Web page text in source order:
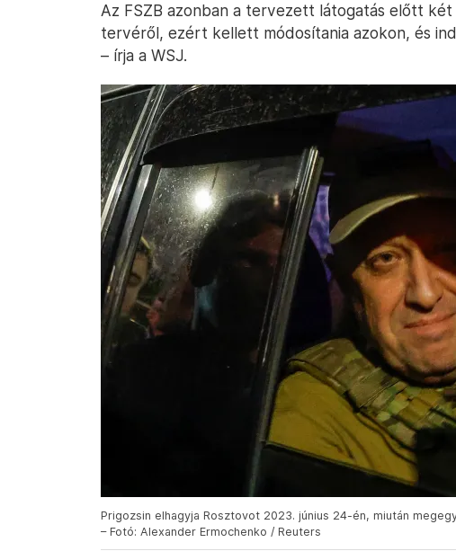
Az FSZB azonban a tervezett látogatás előtt
tervéről, ezért kellett módosítania azokon, és
– írja a WSJ.
Prigozsin elhagyja Rosztovot 2023. június 24-én, miután
– Fotó: Alexander Ermochenko / Reuters